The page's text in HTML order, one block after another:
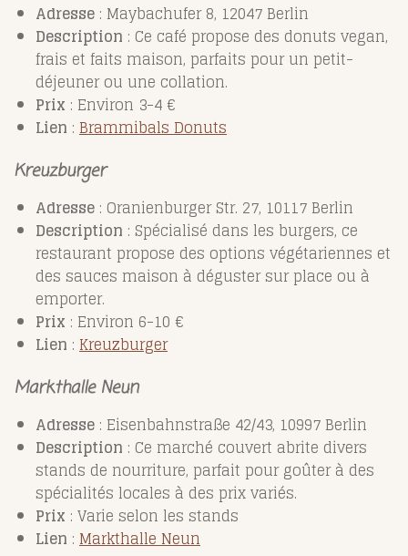
Adresse : Maybachufer 8, 12047 Berlin
Description : Ce café propose des donuts vegan,
frais et faits maison, parfaits pour un petit-
déjeuner ou une collation.
Prix : Environ 3-4 €
Lien : BrammibalsDonuts
Kreuzburger
Adresse : Oranienburger Str. 27, 10117 Berlin
Description : Spécialisé dans les burgers, ce
restaurant propose des options végétariennes et
des sauces maison à déguster sur place ou à
emporter.
Prix : Environ 6-10 €
Lien : Kreuzburger
Markthalle Neun
Adresse : Eisenbahnstraße 42/43, 10997 Berlin
Description : Ce marché couvert abrite divers
stands de nourriture, parfait pour goûter à des
spécialités locales à des prix variés.
Prix : Varie selon les stands
Lien : MarkthalleNeun